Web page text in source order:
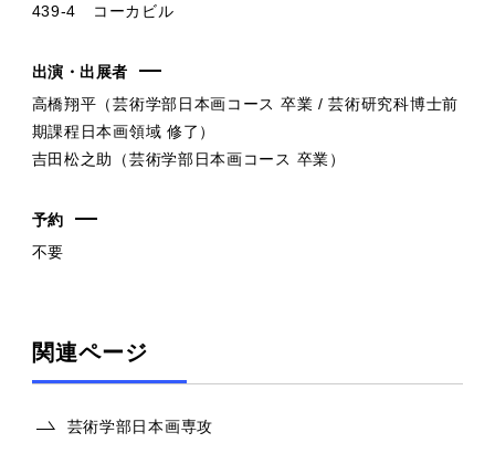
439-4 コーカビル
出演・出展者
高橋翔平（芸術学部日本画コース 卒業 / 芸術研究科博士前
期課程日本画領域 修了）
吉田松之助（芸術学部日本画コース 卒業）
予約
不要
関連ページ
芸術学部日本画専攻